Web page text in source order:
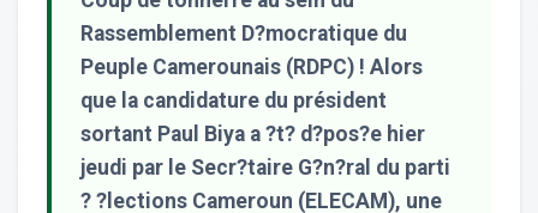
Rassemblement D?mocratique du
Peuple Camerounais (RDPC) ! Alors
que la candidature du président
sortant Paul Biya a ?t? d?pos?e hier
jeudi par le Secr?taire G?n?ral du parti
? ?lections Cameroun (ELECAM), une